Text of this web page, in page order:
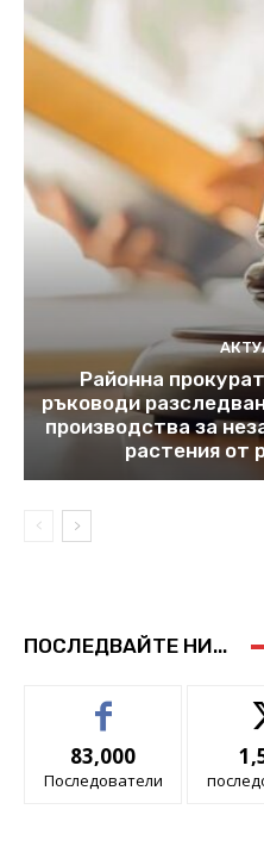
Районна
ръководи
производства за
растения от
ПОСЛЕДВАЙТЕ НИ...
83,000
Последователи